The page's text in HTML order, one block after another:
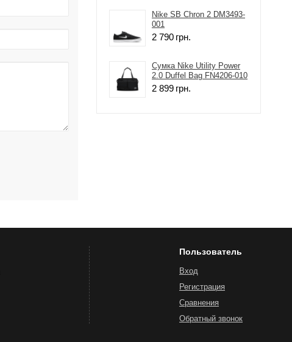
Nike SB Chron 2 DM3493-
001
2 790 грн.
Сумка Nike Utility Power
2.0 Duffel Bag FN4206-010
2 899 грн.
Пользователь
Вход
Регистрация
Сравнения
Обратный звонок